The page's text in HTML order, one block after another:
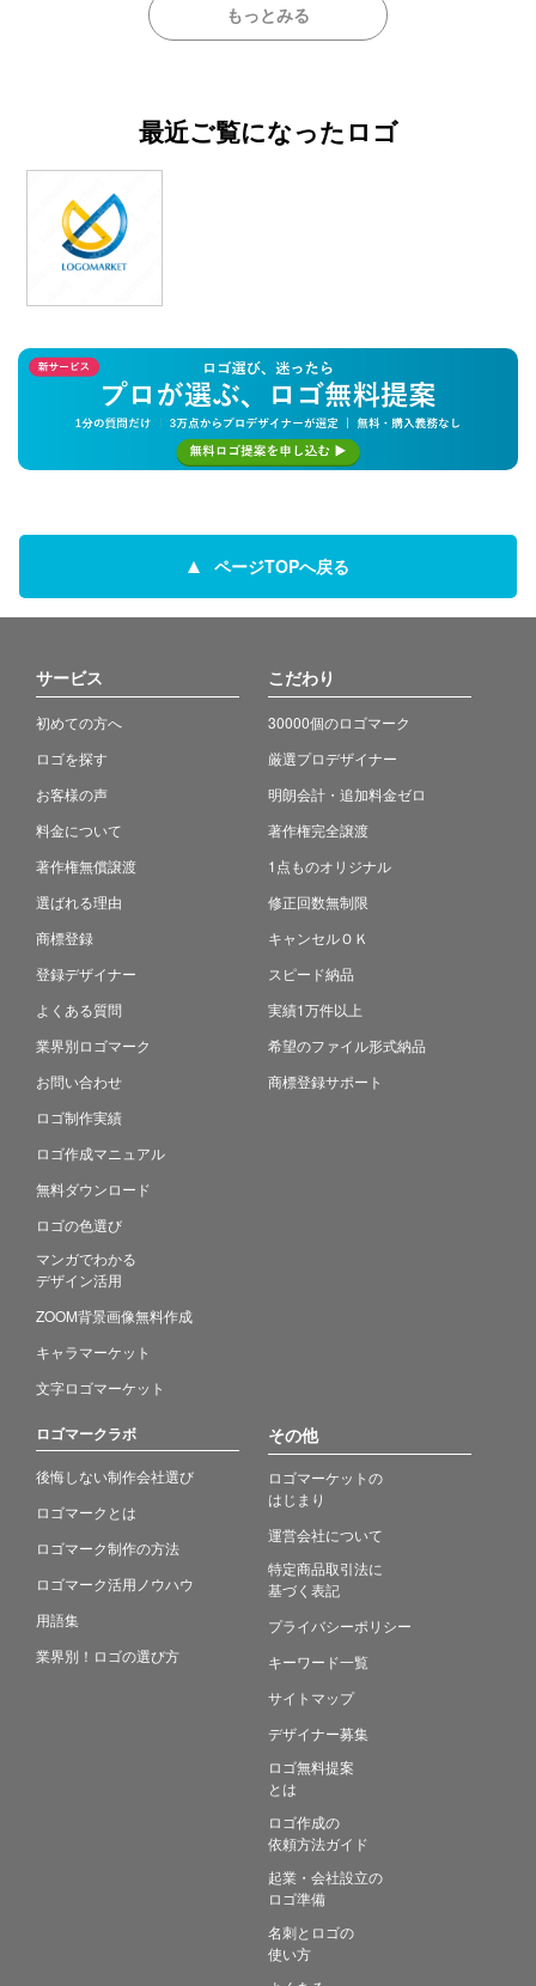
もっとみる
最近ご覧になったロゴ
ページTOPへ戻る
サービス
初めての方へ
ロゴを探す
お客様の声
料金について
著作権無償譲渡
選ばれる理由
商標登録
登録デザイナー
よくある質問
業界別ロゴマーク
お問い合わせ
ロゴ制作実績
ロゴ作成マニュアル
無料ダウンロード
ロゴの色選び
マンガでわかる
デザイン活用
ZOOM背景画像無料作成
キャラマーケット
文字ロゴマーケット
こだわり
30000個のロゴマーク
厳選プロデザイナー
明朗会計・追加料金ゼロ
著作権完全譲渡
1点ものオリジナル
修正回数無制限
キャンセルＯＫ
スピード納品
実績1万件以上
希望のファイル形式納品
商標登録サポート
ロゴマークラボ
後悔しない制作会社選び
ロゴマークとは
ロゴマーク制作の方法
ロゴマーク活用ノウハウ
用語集
業界別！ロゴの選び方
その他
ロゴマーケットの
はじまり
運営会社について
特定商品取引法に
基づく表記
プライバシーポリシー
キーワード一覧
サイトマップ
デザイナー募集
ロゴ無料提案
とは
ロゴ作成の
依頼方法ガイド
起業・会社設立の
ロゴ準備
名刺とロゴの
使い方